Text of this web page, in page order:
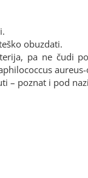
obuzdati.
pa ne čudi
– poznat i pod